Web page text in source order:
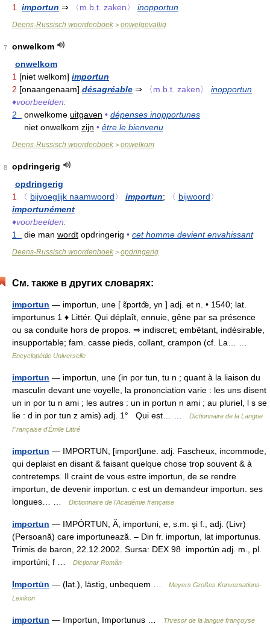
1
importun ⇒ 〈m.b.t. zaken〉 inopportun
Deens-Russisch woordenboek > onwelgevallig
7
onwelkom
onwelkom
1 [niet welkom] importun
2 [onaangenaam] désagréable ⇒ 〈m.b.t. zaken〉
inopportun
♦voorbeelden:
2
onwelkome uitgaven • dépenses inopportunes
niet onwelkom zijn • être le bienvenu
Deens-Russisch woordenboek > onwelkom
8
opdringerig
opdringerig
1
〈 bijvoeglijk naamwoord〉 importun; 〈 bijwoord〉
importunément
♦voorbeelden:
1
die man wordt opdringerig • cet homme devient envahissant
Deens-Russisch woordenboek > opdringerig
См. также в других словарях:
importun — importun, une [ ɛ̃pɔrtœ̃, yn ] adj. et n. • 1540; lat.
importunus 1 ♦ Littér. Qui déplaît, ennuie, gêne par sa présence
ou sa conduite hors de propos. ⇒ indiscret; embêtant, indésirable,
insupportable; fam. casse pieds, collant, crampon (cf. La… …
Encyclopédie Universelle
importun — importun, une (in por tun, tu n ; quant à la liaison du
masculin devant une voyelle, la prononciation varie : les uns disent
un in por tu n ami ; les autres : un in portun n ami ; au pluriel, l s se
lie : d in por tun z amis) adj. 1° Qui est… …
Dictionnaire de la Langue
Française d'Émile Littré
importun — IMPORTUN, [import]une. adj. Fascheux, incommode,
qui deplaist en disant & faisant quelque chose trop souvent & à
contretemps. Il craint de vous estre importun, de se rendre
importun, de devenir importun. c est un demandeur importun. ses
longues… …
Dictionnaire de l'Académie française
importun — IMPÓRTUN, Ă, importuni, e, s.m. şi f., adj. (Livr)
(Persoană) care importunează. – Din fr. importun, lat importunus.
Trimis de baron, 22.12.2002. Sursa: DEX 98 importún adj. m., pl.
importúni; f …
Dicționar Român
Importūn — (lat.), lästig, unbequem …
Meyers Großes Konversations-
Lexikon
importun — Importun, Importunus … Thresor de la langue françoyse